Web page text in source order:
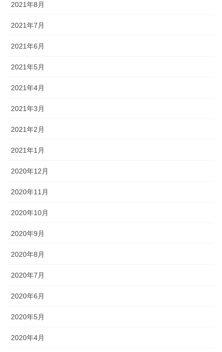
2021年8月
2021年7月
2021年6月
2021年5月
2021年4月
2021年3月
2021年2月
2021年1月
2020年12月
2020年11月
2020年10月
2020年9月
2020年8月
2020年7月
2020年6月
2020年5月
2020年4月